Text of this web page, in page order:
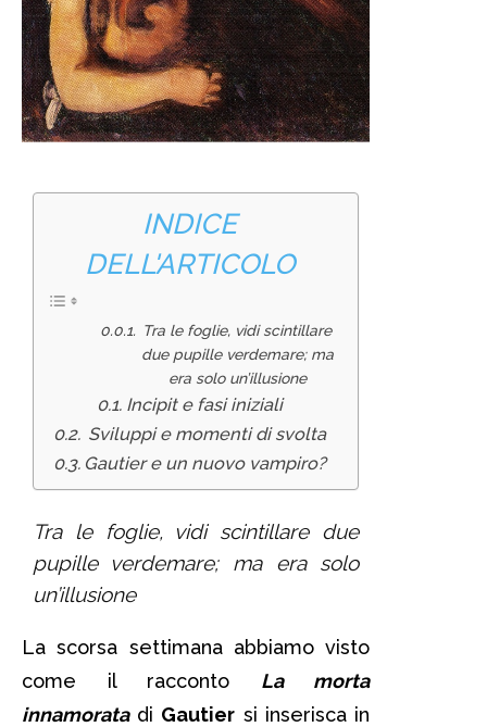
INDICE
DELL'ARTICOLO
Tra le foglie, vidi scintillare
due pupille verdemare; ma
era solo un’illusione
Incipit e fasi iniziali
Sviluppi e momenti di svolta
Gautier e un nuovo vampiro?
Tra le foglie, vidi scintillare due
pupille verdemare; ma era solo
un’illusione
La scorsa settimana abbiamo visto
come il racconto La morta
innamorata di Gautier si inserisca in